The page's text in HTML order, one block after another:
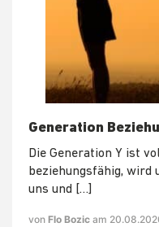
Generation
Die Generation Y ist
beziehungsfähig, wird
uns und […]
von Flo Bozic am